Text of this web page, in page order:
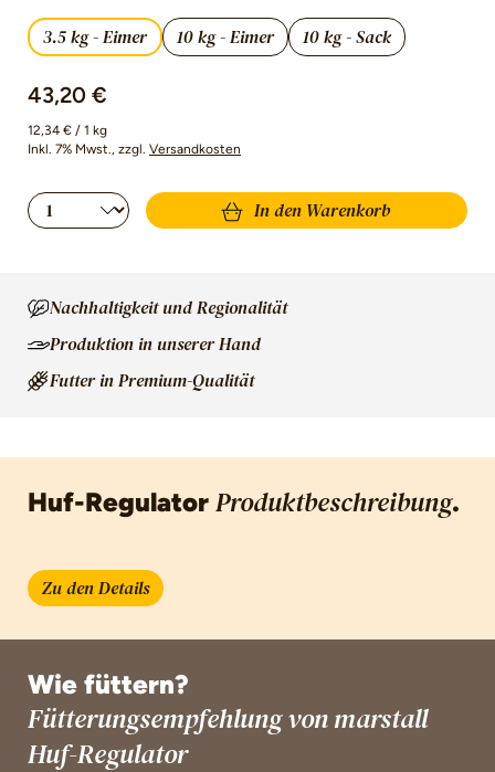
3.5 kg - Eimer 10 kg - Eimer 10 kg - Sack
43,20 €
12,34 € / 1 kg
Inkl. 7% Mwst., zzgl. Versandkosten
Produkt Anzahl: Gib den gewünschten
In den Warenkorb
Nachhaltigkeit und Regionalität
Produktion in unserer Hand
Futter in Premium-Qualität
Huf-Regulator Produktbeschreibung.
Zu den Details
Wie füttern?
Fütterungsempfehlung von marstall
Huf-Regulator